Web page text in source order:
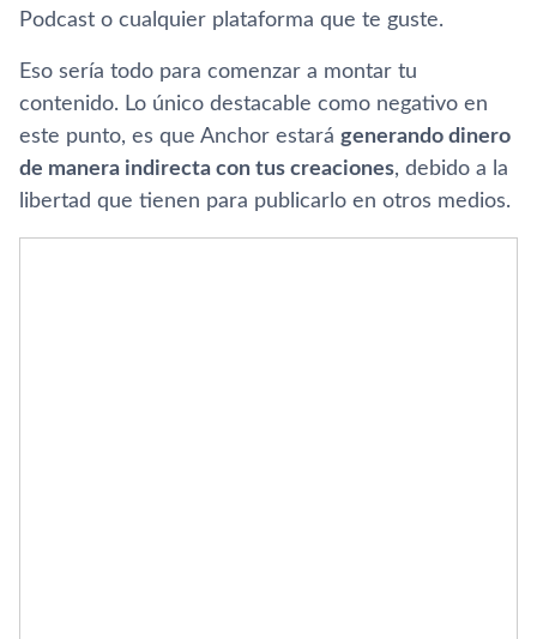
Podcast o cualquier plataforma que te guste.
Eso sería todo para comenzar a montar tu
contenido. Lo único destacable como negativo en
este punto, es que Anchor estará generando dinero
de manera indirecta con tus creaciones, debido a la
libertad que tienen para publicarlo en otros medios.